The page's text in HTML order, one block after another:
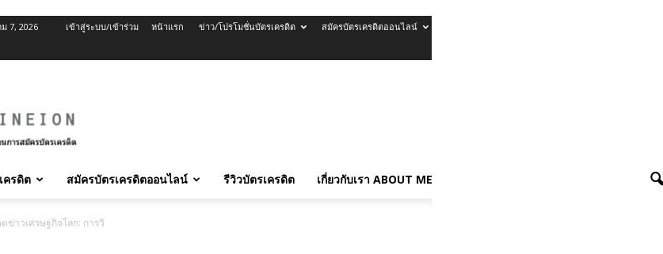
7, 2026 เข้าสู่ระบบ/เข้าร่วม หน้าแรก ข่าว/โปรโมชั่นบัตรเครดิต สมัครบัตรเครดิตออนไลน์
ครดิต สมัครบัตรเครดิตออนไลน์ รีวิวบัตรเครดิต เกี่ยวกับเรา ABOUT ME
ข่าวเศรษฐกิจโลก: การวิเคราะห์เชิงลึกจาก Bloomberg, CNBC และ Reuters